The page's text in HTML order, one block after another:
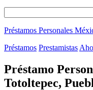
Préstamos Personales
Préstamos Prestamistas
Préstamo
Totoltepec,